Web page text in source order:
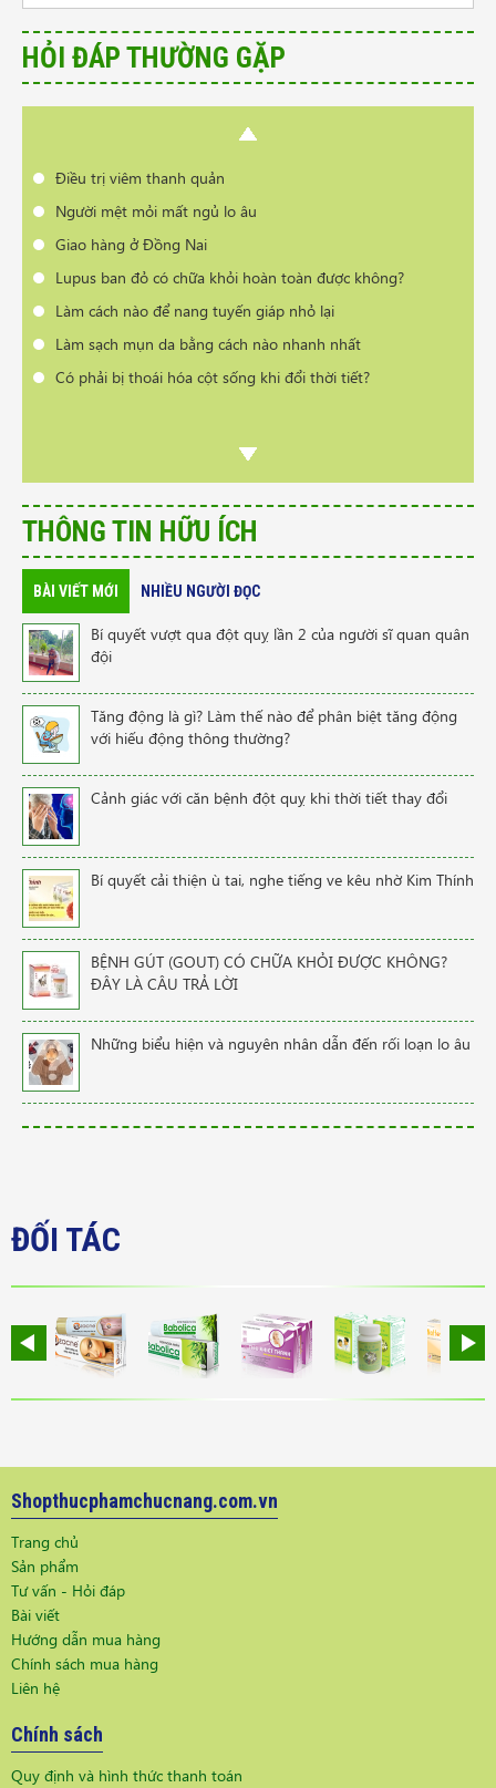
HỎI ĐÁP THƯỜNG GẶP
Lupus ban đỏ có chữa khỏi hoàn toàn được không?
Làm cách nào để nang tuyến giáp nhỏ lại
Làm sạch mụn da bằng cách nào nhanh nhất
Có phải bị thoái hóa cột sống khi đổi thời tiết?
Cần tư vấn sản phẩm trị vẩy nến da đầu
Điều trị viêm thanh quản
Người mệt mỏi mất ngủ lo âu
Giao hàng ở Đồng Nai
Lupus ban đỏ có chữa khỏi hoàn toàn được không?
Làm cách nào để nang tuyến giáp nhỏ lại
Làm sạch mụn da bằng cách nào nhanh nhất
Có phải bị thoái hóa cột sống khi đổi thời tiết?
THÔNG TIN HỮU ÍCH
BÀI VIẾT MỚI NHIỀU NGƯỜI ĐỌC
Bí quyết vượt qua đột quỵ lần 2 của người sĩ quan quân
đội
Tăng động là gì? Làm thế nào để phân biệt tăng động
với hiếu động thông thường?
Cảnh giác với căn bệnh đột quỵ khi thời tiết thay đổi
Bí quyết cải thiện ù tai, nghe tiếng ve kêu nhờ Kim Thính
BỆNH GÚT (GOUT) CÓ CHỮA KHỎI ĐƯỢC KHÔNG?
ĐÂY LÀ CÂU TRẢ LỜI
Những biểu hiện và nguyên nhân dẫn đến rối loạn lo âu
ĐỐI TÁC
Shopthucphamchucnang.com.vn
Trang chủ
Sản phẩm
Tư vấn - Hỏi đáp
Bài viết
Hướng dẫn mua hàng
Chính sách mua hàng
Liên hệ
Chính sách
Quy định và hình thức thanh toán